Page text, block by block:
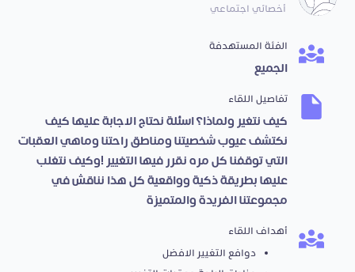
أخصائي اجتماعي
الفئة المستهدفة
الجميع
تفاصيل اللقاء
كيف نتغير ولماذا؟ اسئلة نحتاج الاجابة عليها كيف
نكتشف عيوب شخصيتنا ومناطق راحتنا وماهي العقبات
التي توقفنا كل مره نقرر فيها التغيير !وكيف نتغلب
عليها بطريقة ذكية وواقعية كل هذا نناقش في
مجموعتنا الفريدة والمتميزة
أهداف اللقاء
دوافع التغيير الافضل